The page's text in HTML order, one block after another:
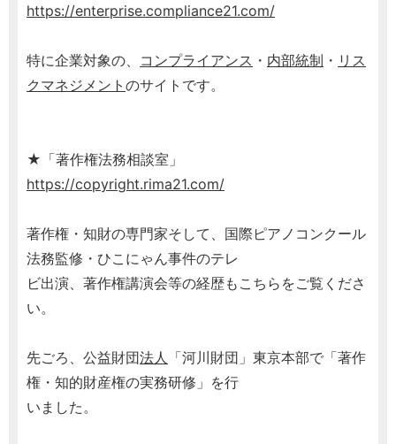
https://enterprise.compliance21.com/
特に企業対象の、 コンプライアンス ・ 内部統制 ・ リス
クマネジメント のサイトです。
★「著作権法務相談室」
https://copyright.rima21.com/
著作権・知財の専門家そして、国際ピアノコンクール
法務監修・ひこにゃん事件のテレ
ビ出演、著作権講演会等の経歴もこちらをご覧くださ
い。
先ごろ、公益財団法人 「河川財団」東京本部で「著作
権・知的財産権の実務研修」を行
いました。